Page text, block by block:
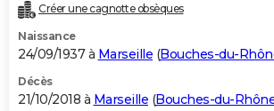
Créer une cagnotte obsèques
Naissance
24/09/1937 à Marseille (Bouches-du-
Décès
21/10/2018 à Marseille (Bouches-du-